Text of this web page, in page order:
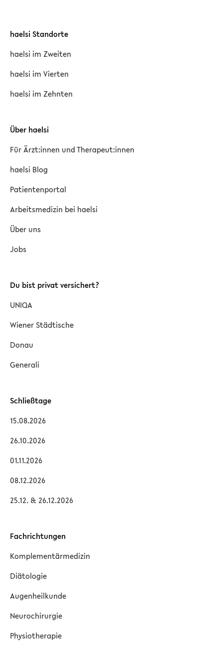
haelsi Standorte
haelsi im Zweiten
haelsi im Vierten
haelsi im Zehnten
Über haelsi
Für Ärzt:innen und Therapeut:innen
haelsi Blog
Patientenportal
Arbeitsmedizin bei haelsi
Über uns
Jobs
Du bist privat versichert?
UNIQA
Wiener Städtische
Donau
Generali
Schließtage
15.08.2026
26.10.2026
01.11.2026
08.12.2026
25.12. & 26.12.2026
Fachrichtungen
Komplementärmedizin
Diätologie
Augenheilkunde
Neurochirurgie
Physiotherapie